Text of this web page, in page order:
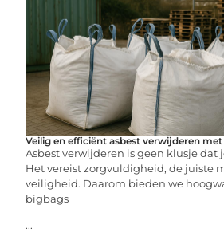
Veilig en efficiënt asbest verwijderen
Asbest verwijderen is geen klusje dat
Het vereist zorgvuldigheid, de juiste
veiligheid. Daarom bieden we
bigbags
...